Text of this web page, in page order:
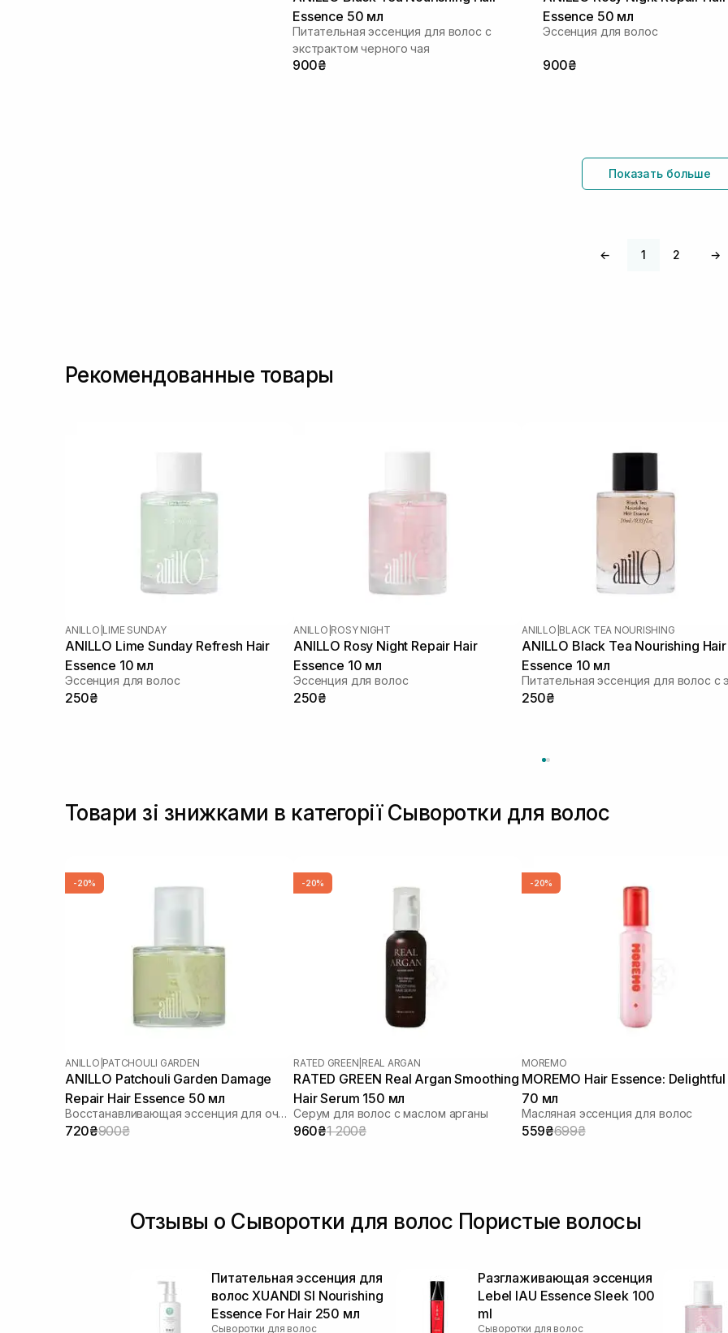
Essence 50 мл
Питательная эссенция для волос с
экстрактом черного чая
900₴
Essence 50 мл
Эссенция для волос
900₴
Показать больше
← 1 2 →
Рекомендованные товары
ANILLO LIME SUNDAY
ANILLO Lime Sunday Refresh Hair
Essence 10 мл
Эссенция для волос
250₴
ANILLO ROSY NIGHT
ANILLO Rosy Night Repair Hair
Essence 10 мл
Эссенция для волос
250₴
ANILLO BLACK TEA NOURISHING
ANILLO Black Tea Nourishing Hair
Essence 10 мл
250₴
Товари зі знижками в категорії Сыворотки для волос
-20%
ANILLO PATCHOULI GARDEN
ANILLO Patchouli Garden Damage
Repair Hair Essence 50 мл
Восстанавливающая эссенция для очень поврежденных волос
720₴900₴
-20%
RATED GREEN REAL ARGAN
RATED GREEN Real Argan Smoothing
Hair Serum 150 мл
Серум для волос с маслом арганы
960₴1 200₴
-20%
MOREMO
MOREMO Hair Essence:
70 мл
Масляная эссенция для волос
559₴699₴
Отзывы о Сыворотки для волос Пористые волосы
Питательная эссенция для
волос XUANDI SI Nourishing
Essence For Hair 250 мл
Сыворотки для волос
Разглаживающая эссенция
Lebel IAU Essence Sleek 100
ml
Сыворотки для волос